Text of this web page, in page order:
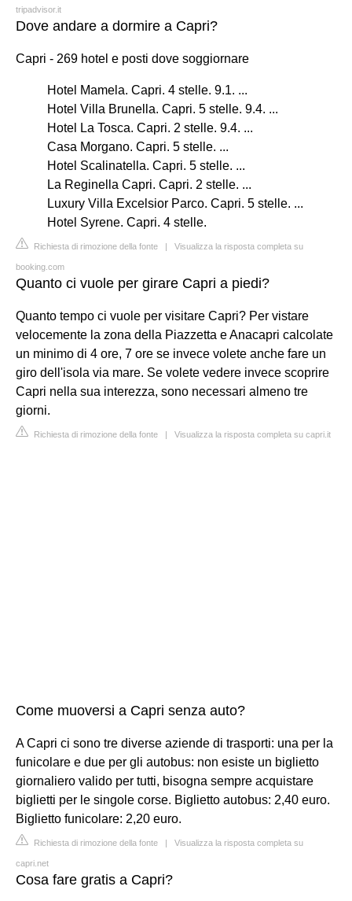
tripadvisor.it
Dove andare a dormire a Capri?
Capri - 269 hotel e posti dove soggiornare
Hotel Mamela. Capri. 4 stelle. 9.1. ...
Hotel Villa Brunella. Capri. 5 stelle. 9.4. ...
Hotel La Tosca. Capri. 2 stelle. 9.4. ...
Casa Morgano. Capri. 5 stelle. ...
Hotel Scalinatella. Capri. 5 stelle. ...
La Reginella Capri. Capri. 2 stelle. ...
Luxury Villa Excelsior Parco. Capri. 5 stelle. ...
Hotel Syrene. Capri. 4 stelle.
Richiesta di rimozione della fonte | Visualizza la risposta completa su
booking.com
Quanto ci vuole per girare Capri a piedi?
Quanto tempo ci vuole per visitare Capri? Per vistare
velocemente la zona della Piazzetta e Anacapri calcolate
un minimo di 4 ore, 7 ore se invece volete anche fare un
giro dell'isola via mare. Se volete vedere invece scoprire
Capri nella sua interezza, sono necessari almeno tre
giorni.
Richiesta di rimozione della fonte | Visualizza la risposta completa su capri.it
Come muoversi a Capri senza auto?
A Capri ci sono tre diverse aziende di trasporti: una per la
funicolare e due per gli autobus: non esiste un biglietto
giornaliero valido per tutti, bisogna sempre acquistare
biglietti per le singole corse. Biglietto autobus: 2,40 euro.
Biglietto funicolare: 2,20 euro.
Richiesta di rimozione della fonte | Visualizza la risposta completa su
capri.net
Cosa fare gratis a Capri?